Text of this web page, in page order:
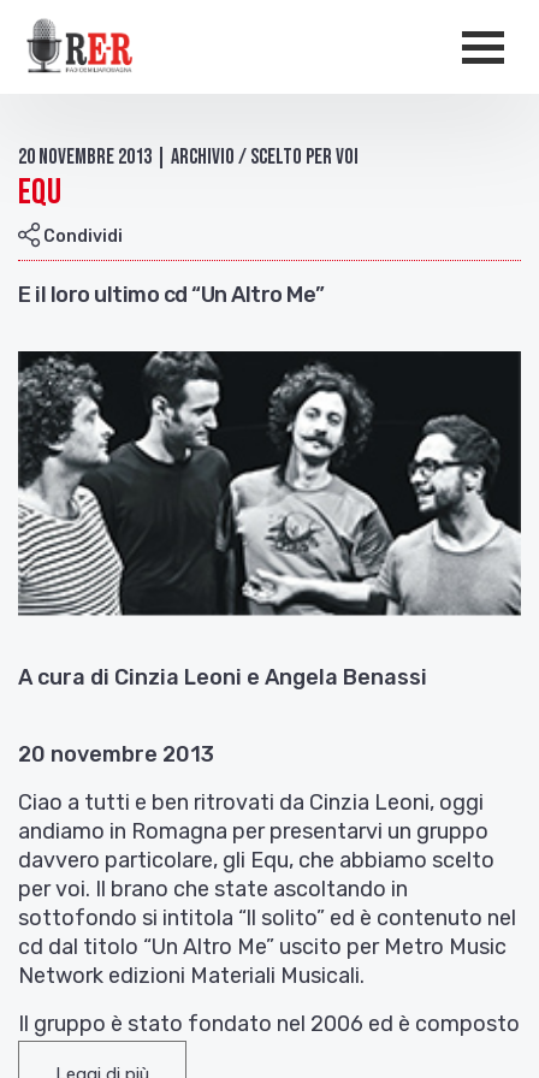
Salta al contenuto principale
20 Novembre 2013 | Archivio / Scelto per voi
EQU
Condividi
E il loro ultimo cd “Un Altro Me”
A cura di Cinzia Leoni e Angela Benassi
20 novembre 2013
Ciao a tutti e ben ritrovati da Cinzia Leoni, oggi
andiamo in Romagna per presentarvi un gruppo
davvero particolare, gli Equ, che abbiamo scelto
per voi. Il brano che state ascoltando in
sottofondo si intitola “ll solito” ed è contenuto nel
cd dal titolo “Un Altro Me” uscito per Metro Music
Network edizioni Materiali Musicali.
Il gruppo è stato fondato nel 2006 ed è composto